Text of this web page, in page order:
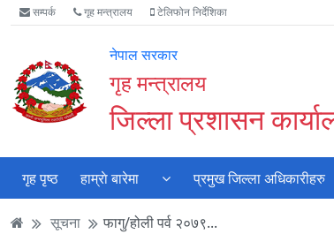
Accessibility
Mode
गर्नुहोस्
मुख्य
सामाग्री
मुख्य
नेभिगेसन
वेबसाइट
खोजमा
सम्पर्क गृह मन्त्रालय टेलिफोन निर्देशिका
नेपाल सरकार
गृह मन्त्रालय
जिल्ला प्रशासन
गृह पृष्ठ हाम्राे बारेमा प्रमुख जिल्ला अधिकारीहरु
सूचना फागु/होली पर्व २०७९...